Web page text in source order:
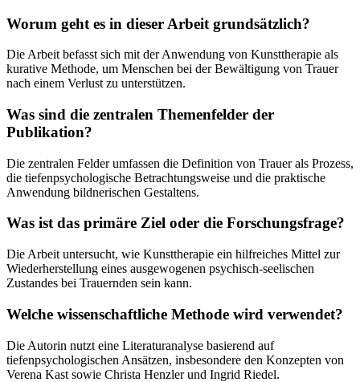
Worum geht es in dieser Arbeit grundsätzlich?
Die Arbeit befasst sich mit der Anwendung von Kunsttherapie als
kurative Methode, um Menschen bei der Bewältigung von Trauer
nach einem Verlust zu unterstützen.
Was sind die zentralen Themenfelder der
Publikation?
Die zentralen Felder umfassen die Definition von Trauer als Prozess,
die tiefenpsychologische Betrachtungsweise und die praktische
Anwendung bildnerischen Gestaltens.
Was ist das primäre Ziel oder die Forschungsfrage?
Die Arbeit untersucht, wie Kunsttherapie ein hilfreiches Mittel zur
Wiederherstellung eines ausgewogenen psychisch-seelischen
Zustandes bei Trauernden sein kann.
Welche wissenschaftliche Methode wird verwendet?
Die Autorin nutzt eine Literaturanalyse basierend auf
tiefenpsychologischen Ansätzen, insbesondere den Konzepten von
Verena Kast sowie Christa Henzler und Ingrid Riedel.